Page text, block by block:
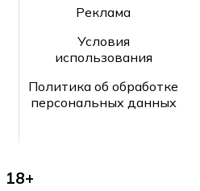
Реклама
Условия
использования
Политика об обработке
персональных данных
18+